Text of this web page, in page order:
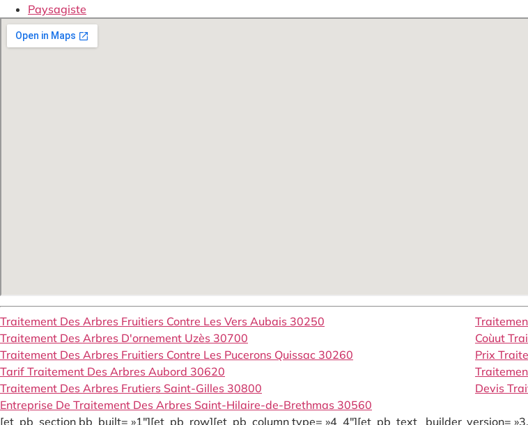
Paysagiste
Traitement Des Arbres Fruitiers Contre Les Vers Aubais 30250
Traitement Des Arbres D'ornement Uzès 30700
Traitement Des Arbres Fruitiers Contre Les Pucerons Quissac 30260
Tarif Traitement Des Arbres Aubord 30620
Traitement Des Arbres Frutiers Saint-Gilles 30800
Entreprise De Traitement Des Arbres Saint-Hilaire-de-Brethmas 30560
Coùut
Prix
Devis
[et_pb_section bb_built= »1″][et_pb_row][et_pb_column type= »4_4″][et_pb_text _builder_version=